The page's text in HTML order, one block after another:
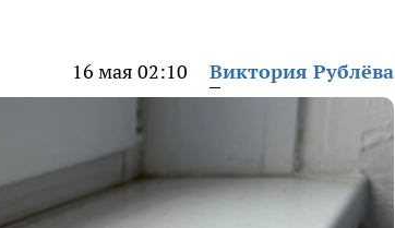
16 мая 02:10 Виктория Рублёва